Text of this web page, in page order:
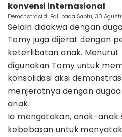
konvensi internasional
Demonstrasi di Bali pada Sabtu, 30
Selain didakwa dengan
Tomy juga dijerat dengan
keterlibatan anak. Menurut
digunakan Tomy untuk
konsolidasi aksi
menjeratnya dengan
anak.
Ia mengatakan, anak-anak
kebebasan untuk